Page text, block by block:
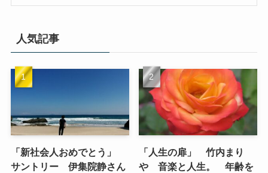
人気記事
「新社会人おめでとう」
サントリー 伊集院静さん
「人生の扉」 竹内まり
や 音楽と人生。 年齢を